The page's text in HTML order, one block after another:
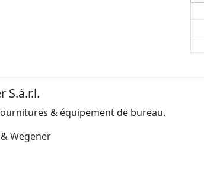
S.à.r.l.
& équipement de bureau.
Wegener